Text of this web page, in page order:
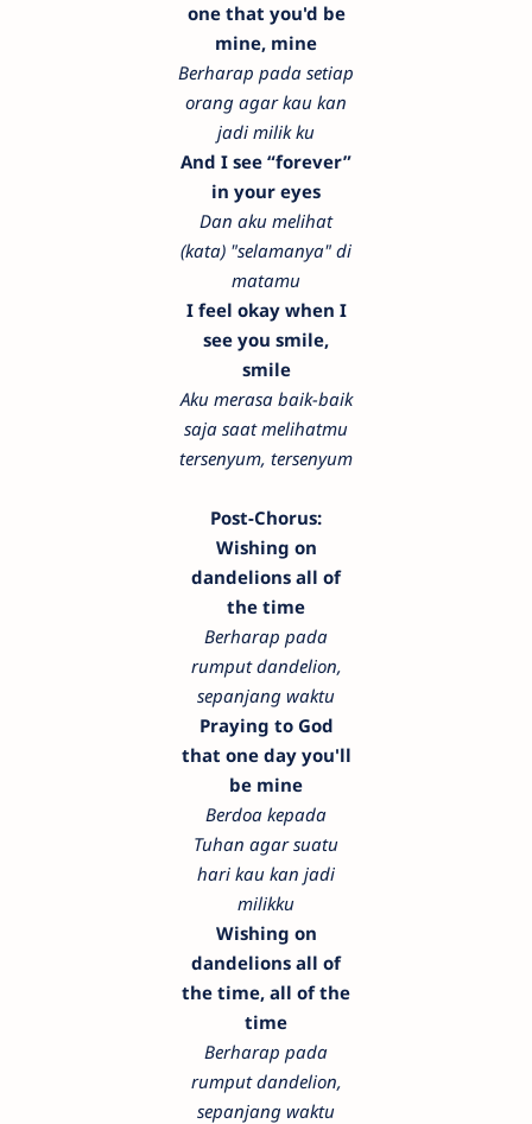
one that you'd be
mine, mine
Berharap pada setiap
orang agar kau kan
jadi milik ku
And I see “forever”
in your eyes
Dan aku melihat
(kata) "selamanya" di
matamu
I feel okay when I
see you smile,
smile
Aku merasa baik-baik
saja saat melihatmu
tersenyum, tersenyum
Post-Chorus:
Wishing on
dandelions all of
the time
Berharap pada
rumput dandelion,
sepanjang waktu
Praying to God
that one day you'll
be mine
Berdoa kepada
Tuhan agar suatu
hari kau kan jadi
milikku
Wishing on
dandelions all of
the time, all of the
time
Berharap pada
rumput dandelion,
sepanjang waktu